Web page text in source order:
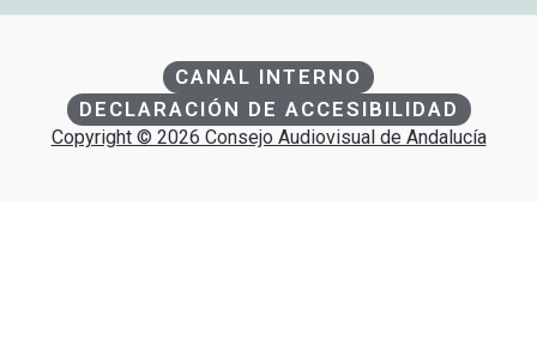
CANAL INTERNO
DECLARACIÓN DE ACCESIBILIDAD
Copyright © 2026 Consejo Audiovisual de Andalucía